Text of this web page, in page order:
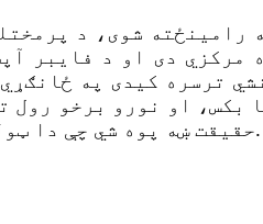
شوی، د
ترسره کیدی په
حقیقت ښه پوه شي چې دا ټولې برخې د فایبر سیسټم اغیزمنتوب لپاره ارزښتناکه دي.